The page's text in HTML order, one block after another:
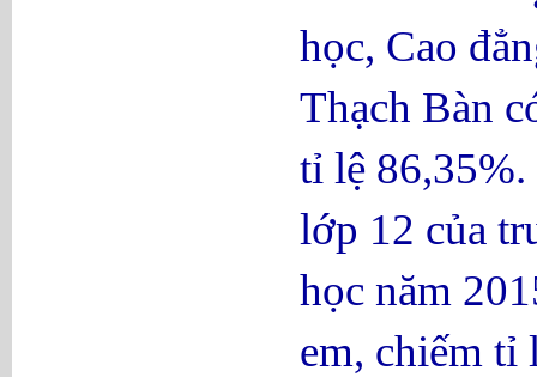
học, Cao
Thạch Bàn
tỉ lệ
lớp 12 của
học năm
em, chiếm tỉ